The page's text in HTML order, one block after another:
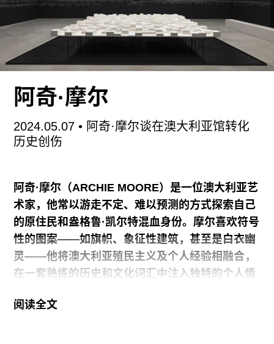
简单的拍摄肖像的想法，到添加“云”的形象与概
念，再到决定让网络红人参与摄影作品的涂鸦、留
下痕迹，大家处于持续的创作状态之中。摄影，尤
其是人像的拍摄，是一种特殊的、超越语言的交流
份，但他们其实也是普通人。我们从一开始就排除
种成熟的商业模式，找经纪公司谈合作要顾虑权益
和风险的问题；艺术家与KOL直接谈，双方作为当
们通过拍摄相识，最终获得了更加真实的印象与质
地。艺术家和自媒体创作者共同思考的议题恰好是
现实与网络身份之间的串联、冲突、平衡和取舍。
当确定要在
阿奇·摩尔
2024.05.07• 阿奇·摩尔谈在澳大利亚馆转化
历史创伤
阿奇·摩尔（ARCHIE MOORE）是一位澳大利亚艺
术家，他常以游走不定、难以预测的方式探索自己
的原住民和盎格鲁·凯尔特混血身份。摩尔喜欢符号
性的图案——如旗帜、象征性建筑，甚至是白衣幽
灵——他将澳大利亚殖民主义及个人经验相融合，
在一套熟练的历史和文化词汇中注入独特的个人情
叠成微型教堂——到根据他的青春记忆创作的气味
阅读全文